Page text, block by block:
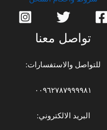
تواصل معنا
للتواصل والاستفسارات:
٠٠٩٦٢٧٨٧٩٩٩٩٨١
البريد الالكتروني: